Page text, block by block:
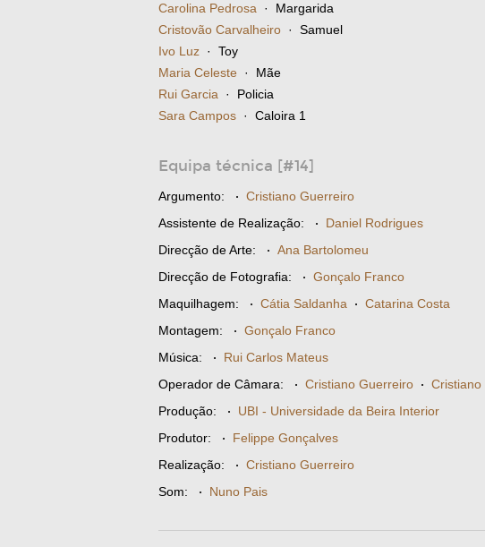
Carolina Pedrosa · Margarida
Cristovão Carvalheiro · Samuel
Ivo Luz · Toy
Maria Celeste · Mãe
Rui Garcia · Policia
Sara Campos · Caloira 1
Equipa técnica [#14]
Argumento: · Cristiano Guerreiro
Assistente de Realização: · Daniel Rodrigues
Direcção de Arte: · Ana Bartolomeu
Direcção de Fotografia: · Gonçalo Franco
Maquilhagem: · Cátia Saldanha · Catarina Costa
Montagem: · Gonçalo Franco
Música: · Rui Carlos Mateus
Operador de Câmara: · Cristiano Guerreiro ·
Produção: · UBI - Universidade da Beira Interior
Produtor: · Felippe Gonçalves
Realização: · Cristiano Guerreiro
Som: · Nuno Pais